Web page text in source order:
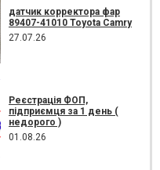
датчик корректора фар
89407-41010 Toyota Camry
27.07.26
Реєстрація ФОП,
підприємця за 1 день (
недорого )
01.08.26